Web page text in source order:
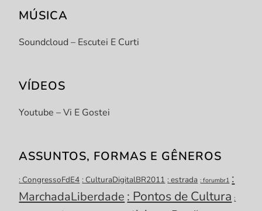
MÚSICA
Soundcloud – Escutei E Curti
VÍDEOS
Youtube – Vi E Gostei
ASSUNTOS, FORMAS E GÊNEROS
: CongressoFdE4 : CulturaDigitalBR2011 : estrada : forumbr1 :
MarchadaLiberdade : Pontos de Cultura :